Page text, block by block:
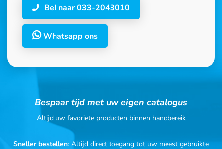
Bel naar 033-2043010
Whatsapp ons
Bespaar tijd met uw eigen catalogus
Altijd uw favoriete producten binnen handbereik
Sneller bestellen: Altijd direct toegang tot uw meest gebruikte